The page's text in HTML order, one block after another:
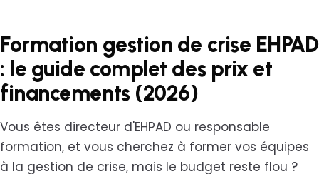
Formation gestion de crise EHPAD
: le guide complet des prix et
financements (2026)
Vous êtes directeur d'EHPAD ou responsable
formation, et vous cherchez à former vos équipes
à la gestion de crise, mais le budget reste flou ?